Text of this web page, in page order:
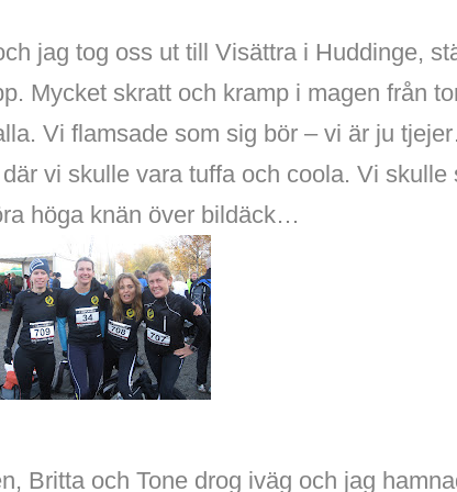
jag tog oss ut till Visättra i Huddinge,
Mycket skratt och kramp i magen från
Vi flamsade som sig bör – vi är ju
vi skulle vara tuffa och coola. Vi skulle
höga knän över bildäck…
Britta och Tone drog iväg och jag